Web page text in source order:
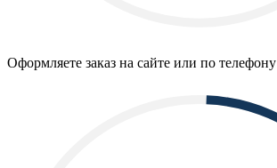
Оформляете заказ на сайте или по телефону